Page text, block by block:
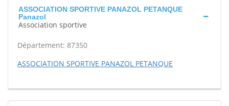
ASSOCIATION SPORTIVE PANAZOL PETANQUE
Panazol
Association sportive
Département: 87350
ASSOCIATION SPORTIVE PANAZOL PETANQUE